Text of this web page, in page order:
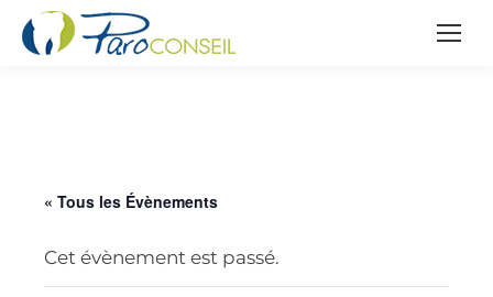
« Tous les Évènements
Cet évènement est passé.